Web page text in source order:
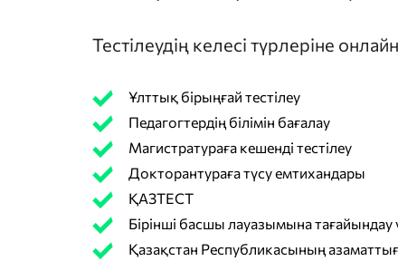
Тестілеудің келесі түрлеріне
Ұлттық бірыңғай тестілеу
Педагогтердің білімін бағалау
Магистратураға кешенді тестілеу
Докторантураға түсу емтихандары
ҚАЗТЕСТ
Бірінші басшы лауазымына тағайындау
Қазақстан Республикасының